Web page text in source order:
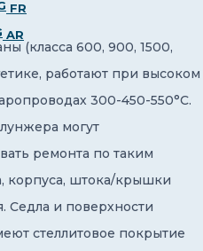
FR
AR
(класса 600, 900, 1500,
работают при высоком
300-450-550°С.
могут
ремонта по таким
корпуса, штока/крышки
Седла и поверхности
стеллитовое покрытие